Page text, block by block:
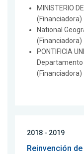
MINISTERIO
(Financiadora)
National
(Financiadora)
PONTIFICIA
(Financiadora)
2018 - 2019
Reinvención